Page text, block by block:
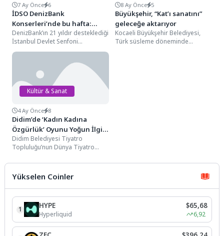
7 Ay Önce 6
İDSO DenizBank
Konserleri’nde bu hafta:
Mozart’tan Sibelius’a bir
ilham yolculuğu
DenizBank’ın 21 yıldır desteklediği
İstanbul Devlet Senfoni
Orkestrası (İDSO), 23 Ocak Cuma
8 Ay Önce 5
Büyükşehir, “Kat’ı sanatını”
geleceğe aktarıyor
Kocaeli Büyükşehir Belediyesi,
Türk süsleme döneminde
Kültür & Sanat
4 Ay Önce 8
Didim’de ‘Kadın Kadına
Özgürlük’ Oyunu Yoğun İlgi
Gördü
Didim Belediyesi Tiyatro
Topluluğu’nun Dünya Tiyatro
(DİGEM)’nde sahnelediği “Kadın
Kadına Özgürlük”...
Yükselen Coinler
1 HYPE
Hyperliquid
$65,68
6,92